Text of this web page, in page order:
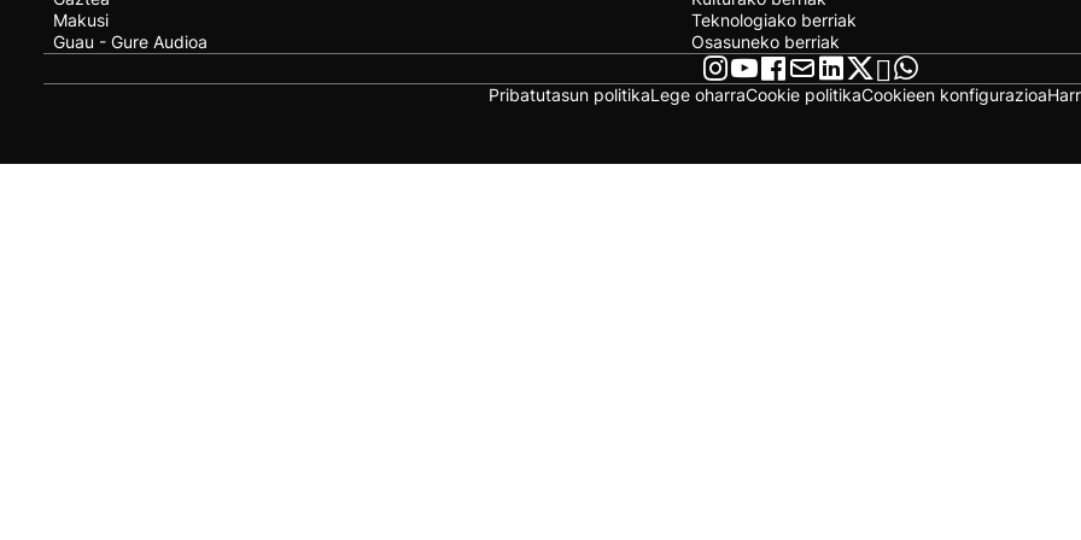
Makusi
Guau - Gure Audioa
Teknologiako berriak
Osasuneko berriak
Pribatutasun politikaLege oharraCookie politikaCookieen konfigurazioa